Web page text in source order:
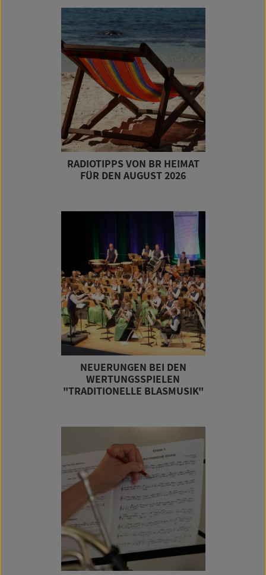
RADIOTIPPS VON BR HEIMAT
FÜR DEN AUGUST 2026
NEUERUNGEN BEI DEN
WERTUNGSSPIELEN
"TRADITIONELLE BLASMUSIK"